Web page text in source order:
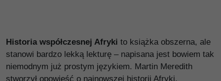
Historia współczesnej Afryki to książka obszerna, ale
stanowi bardzo lekką lekturę – napisana jest bowiem tak
niemodnym już prostym językiem. Martin Meredith
stworzył opowieść o najnowszej historii Afryki,